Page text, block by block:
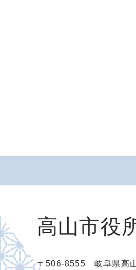
高山市役
〒506-8555 岐阜県高